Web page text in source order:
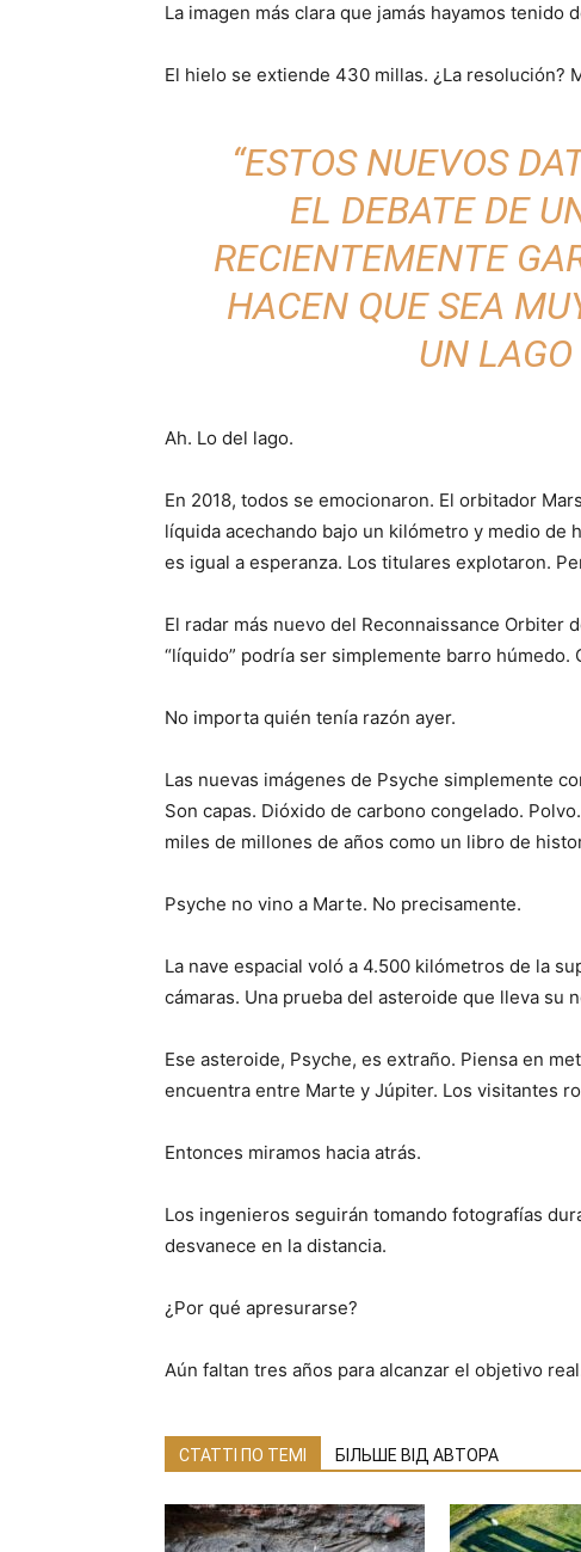
La imagen más clara que jamás hayamos tenido
El hielo se extiende 430 millas. ¿La resolución?
“ESTOS NUEVOS
EL DEBATE DE
RECIENTEMENTE
HACEN QUE SEA
UN LAGO
Ah. Lo del lago.
En 2018, todos se emocionaron. El orbitador
líquida acechando bajo un kilómetro y medio de
es igual a esperanza. Los titulares explotaron.
El radar más nuevo del Reconnaissance Orbiter
“líquido” podría ser simplemente barro húmedo.
No importa quién tenía razón ayer.
Las nuevas imágenes de Psyche simplemente
Son capas. Dióxido de carbono congelado.
miles de millones de años como un libro de
Psyche no vino a Marte. No precisamente.
La nave espacial voló a 4.500 kilómetros de la
cámaras. Una prueba del asteroide que lleva su
Ese asteroide, Psyche, es extraño. Piensa en
encuentra entre Marte y Júpiter. Los visitantes
Entonces miramos hacia atrás.
Los ingenieros seguirán tomando fotografías
desvanece en la distancia.
¿Por qué apresurarse?
Aún faltan tres años para alcanzar el objetivo
СТАТТІ ПО ТЕМІ БІЛЬШЕ ВІД АВТОРА